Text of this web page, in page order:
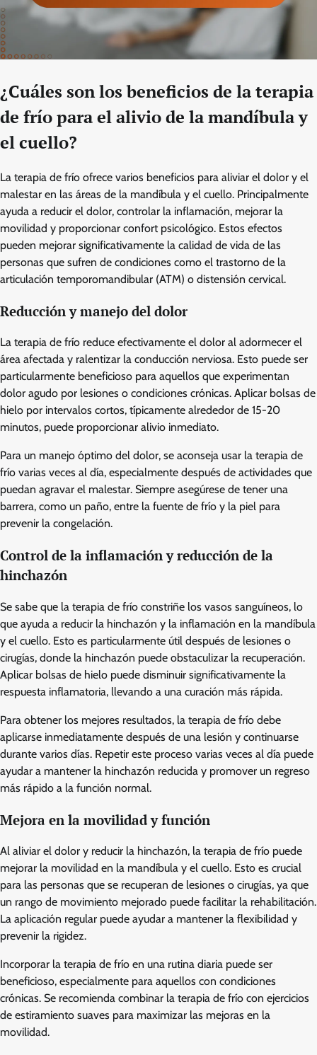
¿Cuáles son los beneficios de la terapia
de frío para el alivio de la mandíbula y
el cuello?
La terapia de frío ofrece varios beneficios para aliviar el dolor y el
malestar en las áreas de la mandíbula y el cuello. Principalmente
ayuda a reducir el dolor, controlar la inflamación, mejorar la
movilidad y proporcionar confort psicológico. Estos efectos
pueden mejorar significativamente la calidad de vida de las
personas que sufren de condiciones como el trastorno de la
articulación temporomandibular (ATM) o distensión cervical.
Reducción y manejo del dolor
La terapia de frío reduce efectivamente el dolor al adormecer el
área afectada y ralentizar la conducción nerviosa. Esto puede ser
particularmente beneficioso para aquellos que experimentan
dolor agudo por lesiones o condiciones crónicas. Aplicar bolsas de
hielo por intervalos cortos, típicamente alrededor de 15-20
minutos, puede proporcionar alivio inmediato.
Para un manejo óptimo del dolor, se aconseja usar la terapia de
frío varias veces al día, especialmente después de actividades que
puedan agravar el malestar. Siempre asegúrese de tener una
barrera, como un paño, entre la fuente de frío y la piel para
prevenir la congelación.
Control de la inflamación y reducción de la
hinchazón
Se sabe que la terapia de frío constriñe los vasos sanguíneos, lo
que ayuda a reducir la hinchazón y la inflamación en la mandíbula
y el cuello. Esto es particularmente útil después de lesiones o
cirugías, donde la hinchazón puede obstaculizar la recuperación.
Aplicar bolsas de hielo puede disminuir significativamente la
respuesta inflamatoria, llevando a una curación más rápida.
Para obtener los mejores resultados, la terapia de frío debe
aplicarse inmediatamente después de una lesión y continuarse
durante varios días. Repetir este proceso varias veces al día puede
ayudar a mantener la hinchazón reducida y promover un regreso
más rápido a la función normal.
Mejora en la movilidad y función
Al aliviar el dolor y reducir la hinchazón, la terapia de frío puede
mejorar la movilidad en la mandíbula y el cuello. Esto es crucial
para las personas que se recuperan de lesiones o cirugías, ya que
un rango de movimiento mejorado puede facilitar la rehabilitación.
La aplicación regular puede ayudar a mantener la flexibilidad y
prevenir la rigidez.
Incorporar la terapia de frío en una rutina diaria puede ser
beneficioso, especialmente para aquellos con condiciones
crónicas. Se recomienda combinar la terapia de frío con ejercicios
de estiramiento suaves para maximizar las mejoras en la
movilidad.